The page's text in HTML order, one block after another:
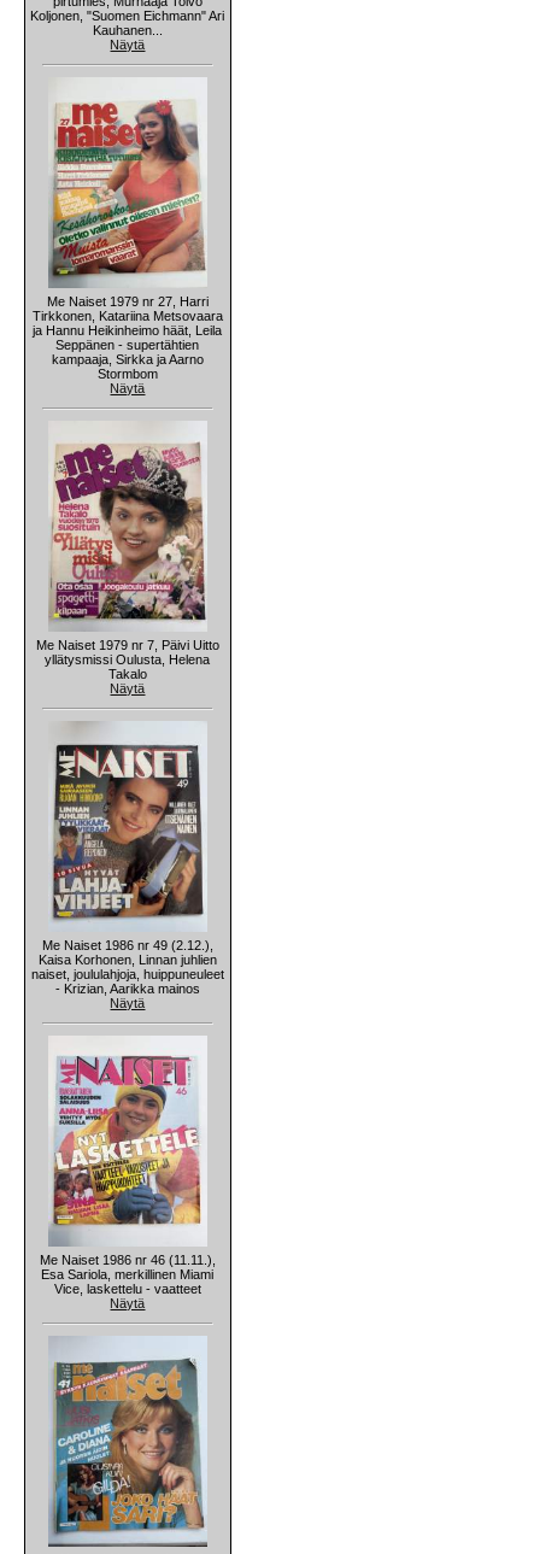
Koljonen, "Suomen Eichmann" Ari
Kauhanen...
Näytä
Me Naiset 1979 nr 27, Harri
Tirkkonen, Katariina Metsovaara
ja Hannu Heikinheimo häät, Leila
Seppänen - supertähtien
kampaaja, Sirkka ja Aarno
Stormbom
Näytä
Me Naiset 1979 nr 7, Päivi Uitto
yllätysmissi Oulusta, Helena
Takalo
Näytä
Me Naiset 1986 nr 49 (2.12.),
Kaisa Korhonen, Linnan juhlien
naiset, joululahjoja, huippuneuleet
- Krizian, Aarikka mainos
Näytä
Me Naiset 1986 nr 46 (11.11.),
Esa Sariola, merkillinen Miami
Vice, laskettelu - vaatteet
Näytä